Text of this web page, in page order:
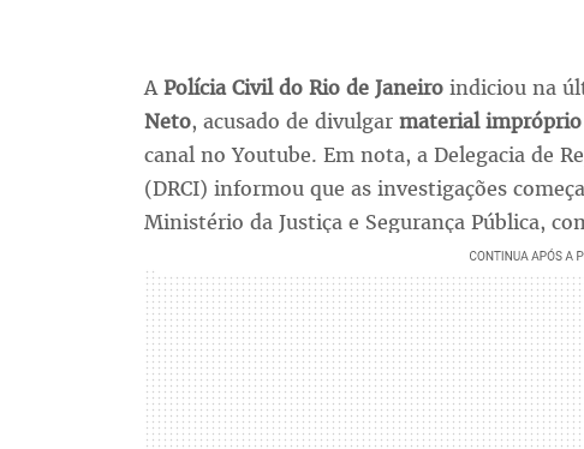
APolícia Civil do Rio de Janeiroindiciou na
Neto, acusado de divulgar material impróprio
canal no Youtube. Em nota, a Delegacia de
(DRCI) informou que as investigações
Ministério da Justiça e Segurança Pública,